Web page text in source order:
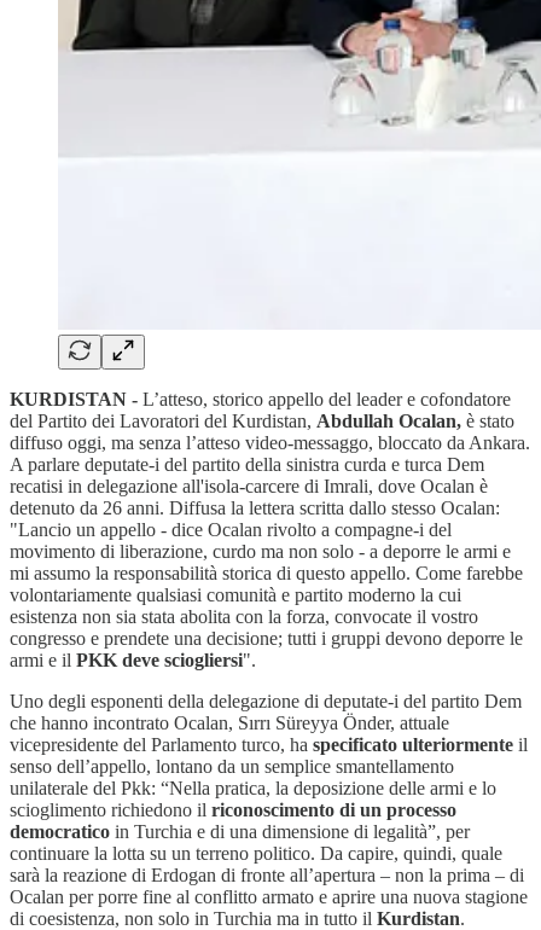
KURDISTAN - L’atteso, storico appello del leader e cofondatore
del Partito dei Lavoratori del Kurdistan, Abdullah Ocalan, è stato
diffuso oggi, ma senza l’atteso video-messaggo, bloccato da Ankara.
A parlare deputate-i del partito della sinistra curda e turca Dem
recatisi in delegazione all'isola-carcere di Imrali, dove Ocalan è
detenuto da 26 anni. Diffusa la lettera scritta dallo stesso Ocalan:
"Lancio un appello - dice Ocalan rivolto a compagne-i del
movimento di liberazione, curdo ma non solo - a deporre le armi e
mi assumo la responsabilità storica di questo appello. Come farebbe
volontariamente qualsiasi comunità e partito moderno la cui
esistenza non sia stata abolita con la forza, convocate il vostro
congresso e prendete una decisione; tutti i gruppi devono deporre le
armi e il PKK deve sciogliersi".
Uno degli esponenti della delegazione di deputate-i del partito Dem
che hanno incontrato Ocalan, Sırrı Süreyya Önder, attuale
vicepresidente del Parlamento turco, ha specificato ulteriormente il
senso dell’appello, lontano da un semplice smantellamento
unilaterale del Pkk: “Nella pratica, la deposizione delle armi e lo
scioglimento richiedono il riconoscimento di un processo
democratico in Turchia e di una dimensione di legalità”, per
continuare la lotta su un terreno politico. Da capire, quindi, quale
sarà la reazione di Erdogan di fronte all’apertura – non la prima – di
Ocalan per porre fine al conflitto armato e aprire una nuova stagione
di coesistenza, non solo in Turchia ma in tutto il Kurdistan.